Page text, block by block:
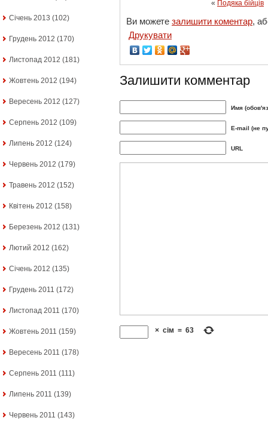
Січень 2013 (102)
Грудень 2012 (170)
Листопад 2012 (181)
Жовтень 2012 (194)
Вересень 2012 (127)
Серпень 2012 (109)
Липень 2012 (124)
Червень 2012 (179)
Травень 2012 (152)
Квітень 2012 (158)
Березень 2012 (131)
Лютий 2012 (162)
Січень 2012 (135)
Грудень 2011 (172)
Листопад 2011 (170)
Жовтень 2011 (159)
Вересень 2011 (178)
Серпень 2011 (111)
Липень 2011 (139)
Червень 2011 (143)
« Подяка бійців
Ви можете залишити коментар,
Друкувати
Залишити комментар
Имя
E-mail (не
URL
× сім = 63